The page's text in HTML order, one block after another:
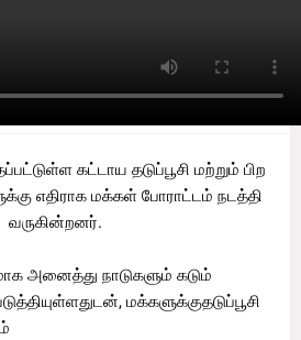
Sunday, January 30, 2022 0
கட்டாய தடுப்பூசி மற்றும் பிற
எதிராக மக்கள் போராட்டம் நடத்தி
வருகின்றனர்.
அனைத்து நாடுகளும் கடும்
மக்களுக்குதடுப்பூசி